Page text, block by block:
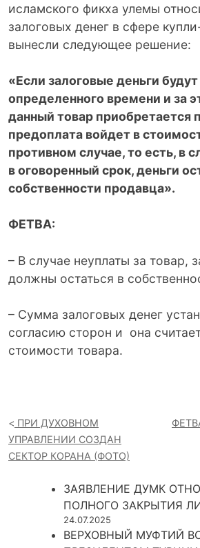
исламского фикха улемы
залоговых денег в сфере
вынесли следующее решение:
«Если залоговые деньги
определенного времени и за
данный товар приобретается
предоплата войдет в
противном случае, то есть, в
в оговоренный срок, деньги
собственности продавца».
ФЕТВА:
– В случае неуплаты за товар,
должны остаться в
– Сумма залоговых денег
согласию сторон и она
стоимости товара.
ПРИ ДУХОВНОМ
УПРАВЛЕНИИ СОЗДАН
СЕКТОР КОРАНА (ФОТО)
ЗАЯВЛЕНИЕ ДУМК
ПОЛНОГО ЗАКРЫТИЯ
24.07.2025
ВЕРХОВНЫЙ МУФТИЙ